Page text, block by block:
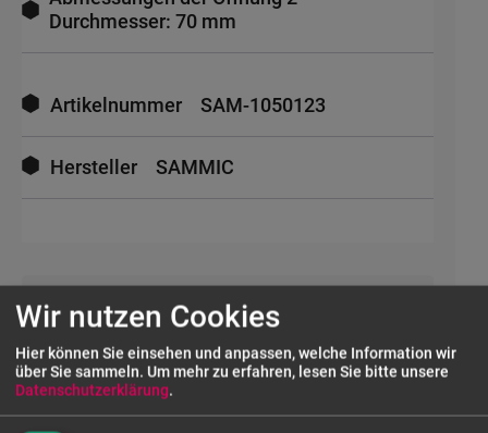
Durchmesser: 70 mm
Informationen
Artikelnummer SAM-1050123
Hersteller SAMMIC
UNSERE SERVICES
FRAGE ZUM PRODUKT
Wir nutzen Cookies
Hier können Sie einsehen und anpassen, welche Information wir
über Sie sammeln. Um mehr zu erfahren, lesen Sie bitte unsere
Datenschutzerklärung.